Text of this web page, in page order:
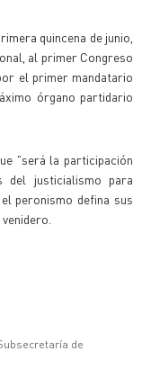
quincena de junio,
al primer Congreso
el primer mandatario
órgano partidario
"será la participación
del justicialismo para
peronismo defina sus
de